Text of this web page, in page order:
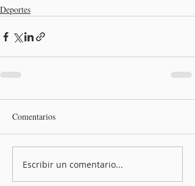
Deportes
Comentarios
Escribir un comentario...